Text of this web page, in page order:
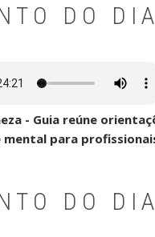
DO DIA
- Guia reúne
mental para
DO DIA